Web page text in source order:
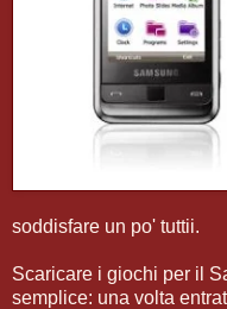
soddisfare un po' tuttii.
Scaricare i giochi per il
semplice: una volta